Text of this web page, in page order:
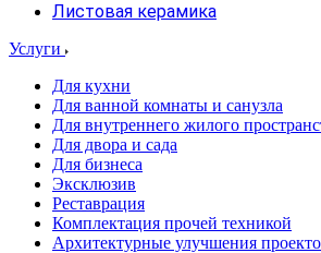
Листовая керамика
Услуги
Для кухни
Для ванной комнаты и санузла
Для внутреннего жилого
Для двора и сада
Для бизнеса
Эксклюзив
Реставрация
Комплектация прочей техникой
Архитектурные улучшения